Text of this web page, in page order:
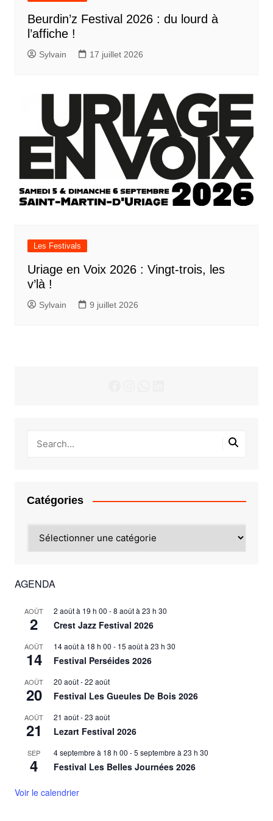
Beurdin’z Festival 2026 : du lourd à
l’affiche !
Sylvain 17 juillet 2026
Les Festivals
Uriage en Voix 2026 : Vingt-trois, les
v’là !
Sylvain 9 juillet 2026
Catégories
AGENDA
AOÛT
2
2 août à 19 h 00 -8 août à 23 h 30
Crest Jazz Festival 2026
AOÛT
14
14 août à 18 h 00 - 15 août à 23 h 30
Festival Perséides 2026
AOÛT
20
20 août-22 août
Festival Les Gueules De Bois 2026
AOÛT
21
21 août-23 août
Lezart Festival 2026
SEP
4
4 septembre à 18 h 00 -5 septembre à 23 h 30
Festival Les Belles Journées 2026
Voir le calendrier